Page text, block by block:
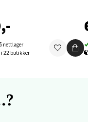
nettlager
i 22 butikker